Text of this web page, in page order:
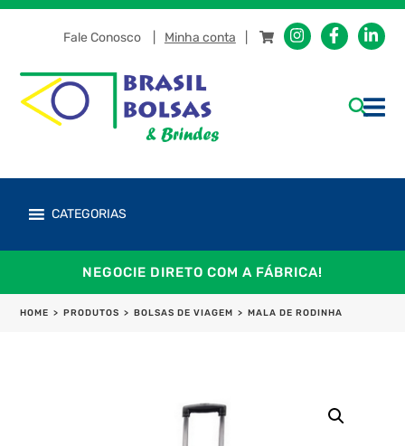
Fale Conosco Minha conta
CATEGORIAS
NEGOCIE DIRETO COM A FÁBRICA!
HOME > PRODUTOS > BOLSAS DE VIAGEM > MALA DE RODINHA